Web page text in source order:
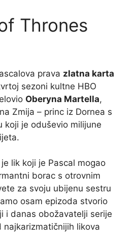
Thrones
prava zlatna karta
sezoni kultne HBO
Oberyna Martella,
Zmija – princ iz Dornea s
koji je oduševio milijune
lik koji je Pascal mogao
borac s otrovnim
za svoju ubijenu sestru
osam epizoda stvorio
i danas obožavatelji serije
likova